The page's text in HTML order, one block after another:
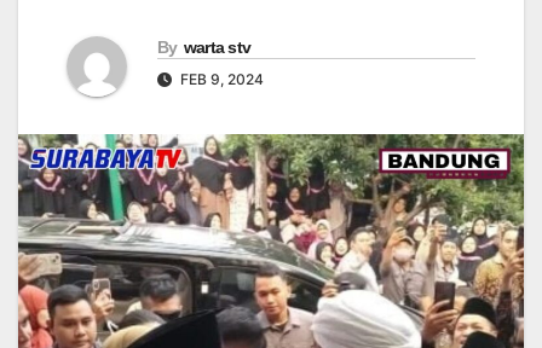
By warta stv
FEB 9, 2024